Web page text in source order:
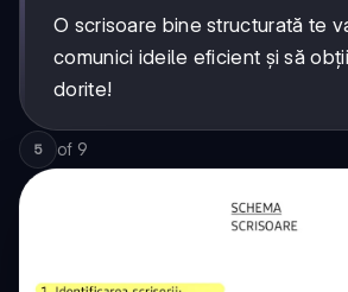
O scrisoare bine structurată te
comunici ideile eficient și să
dorite!
5 of 9